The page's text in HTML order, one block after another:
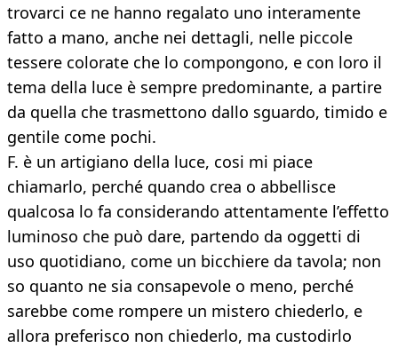
trovarci ce ne hanno regalato uno interamente
fatto a mano, anche nei dettagli, nelle piccole
tessere colorate che lo compongono, e con loro il
tema della luce è sempre predominante, a partire
da quella che trasmettono dallo sguardo, timido e
gentile come pochi.
F. è un artigiano della luce, cosi mi piace
chiamarlo, perché quando crea o abbellisce
qualcosa lo fa considerando attentamente l’effetto
luminoso che può dare, partendo da oggetti di
uso quotidiano, come un bicchiere da tavola; non
so quanto ne sia consapevole o meno, perché
sarebbe come rompere un mistero chiederlo, e
allora preferisco non chiederlo, ma custodirlo